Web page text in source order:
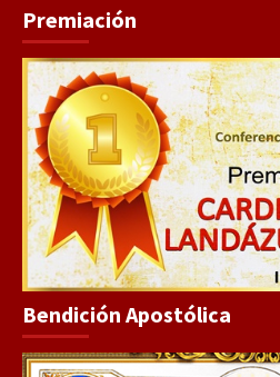
Premiación
Bendición Apostólica